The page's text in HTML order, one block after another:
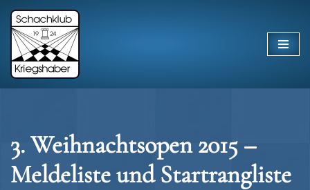
Zum
Inhalt
springen
3. Weihnachtsopen 2015 –
Meldeliste und Startrangliste